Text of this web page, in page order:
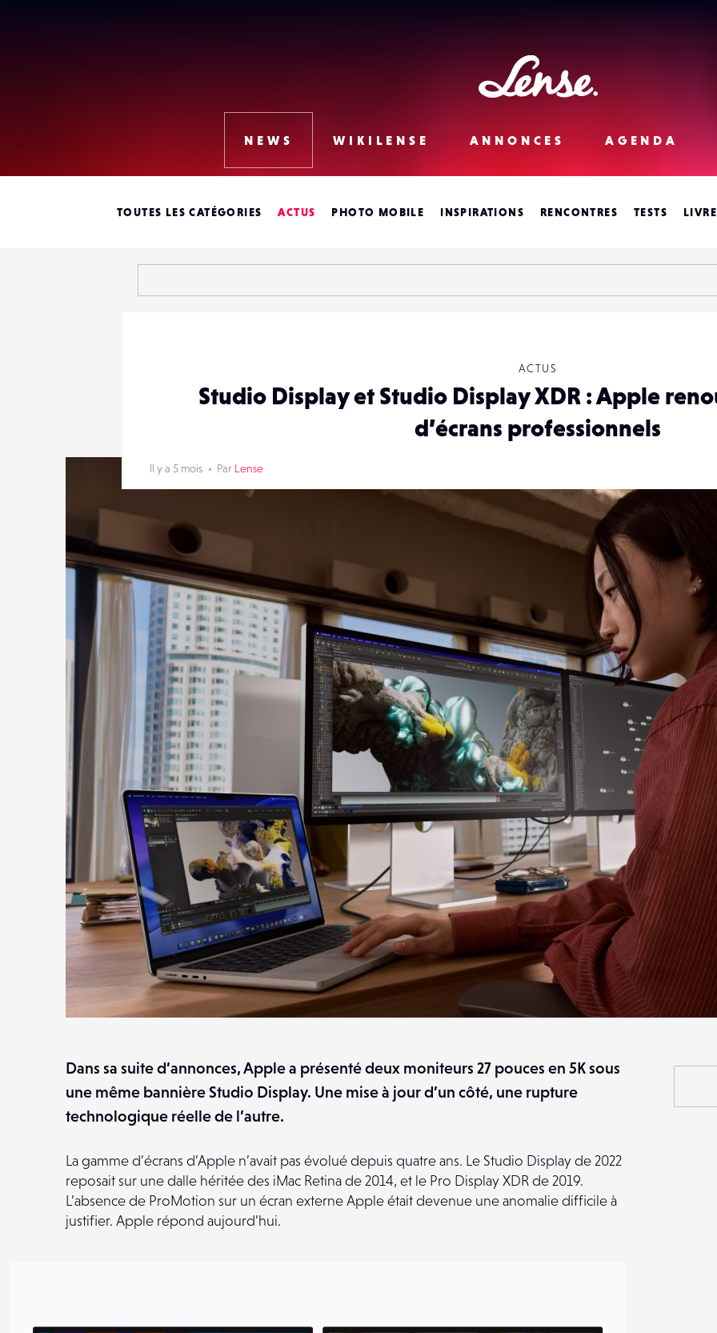
Lense
NEWS WIKILENSE ANNONCES AGENDA
TOUTES LES CATÉGORIES ACTUS PHOTO MOBILE INSPIRATIONS RENCONTRES TESTS
ACTUS
Studio Display et Studio Display XDR : Apple
d’écrans professionnels
Il y a 5 mois Par Lense
Dans sa suite d’annonces, Apple a présenté deux moniteurs 27 pouces en 5K sous
une même bannière Studio Display. Une mise à jour d’un côté, une rupture
technologique réelle de l’autre.
La gamme d’écrans d’Apple n’avait pas évolué depuis quatre ans. Le Studio Display de 2022
reposait sur une dalle héritée des iMac Retina de 2014, et le Pro Display XDR de 2019.
L’absence de ProMotion sur un écran externe Apple était devenue une anomalie difficile à
justifier. Apple répond aujourd’hui.